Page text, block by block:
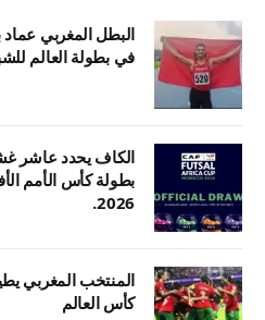
في بطولة العالم
الكاف يحدد عاشر
بطولة كأس الأمم
2026.
المنتخب المغربي
كأس العالم